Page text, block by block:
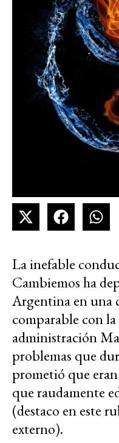
La inefable
Cambiemos ha
Argentina en una
comparable con
administración
problemas que
prometió que
que raudamente
(destaco en este
externo).